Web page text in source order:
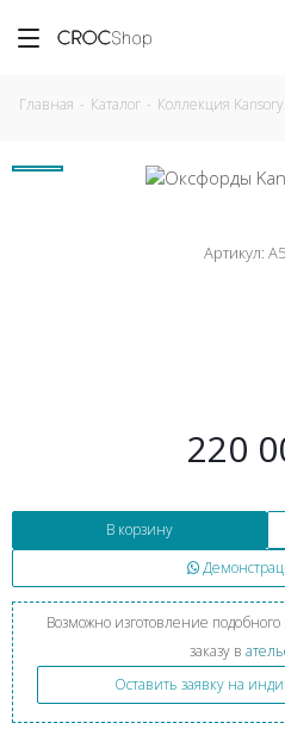
Главная - Каталог - Коллекция Kansory
Артикул:
220
В корзину
Возможно изготовление
заказу в
Оставить заявку на